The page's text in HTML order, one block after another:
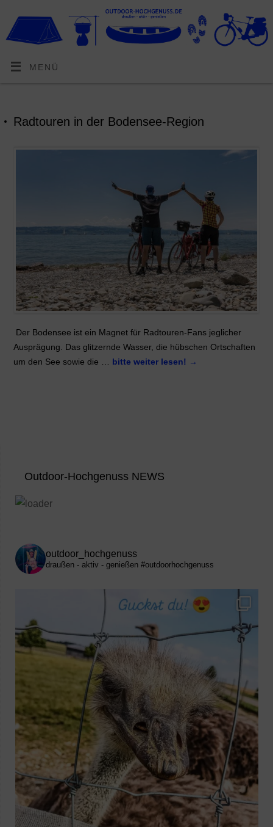
MENÜ
Radtouren in der Bodensee-Region
Der Bodensee ist ein Magnet für Radtouren-Fans jeglicher
Ausprägung. Das glitzernde Wasser, die hübschen Ortschaften
um den See sowie die … bitte weiter lesen! →
Outdoor-Hochgenuss NEWS
outdoor_hochgenuss
draußen - aktiv - genießen #outdoorhochgenuss